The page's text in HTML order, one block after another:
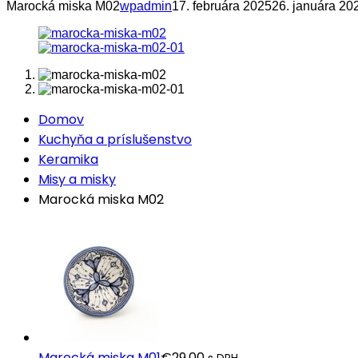
Marocká miska M02wpadmin17. februára 202526. januára
Domov
Kuchyňa a príslušenstvo
Keramika
Misy a misky
Marocká miska M02